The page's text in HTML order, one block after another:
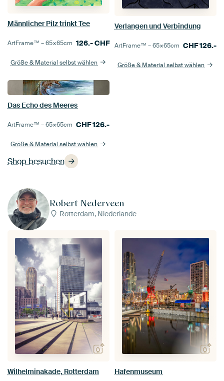
Shop besuchen
Männlicher Pilz trinkt Tee
ArtFrame™ –65×65cm 126.-CHF
Größe & Material selbst wählen
Verlangen und Verbindung
ArtFrame™ –65×65cm CHF126.-
Größe & Material selbst wählen
Das Echo des Meeres
ArtFrame™ –65×65cm CHF126.-
Größe & Material selbst wählen
Robert Nederveen
Rotterdam, Niederlande
Wilhelminakade, Rotterdam Hafenmuseum